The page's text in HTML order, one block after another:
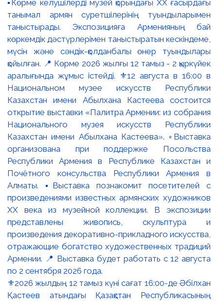
⚜️2026 жылдың 12 тамыз күні сағат 16:00-де Әбілхан
Қастеев атындағы Қазақстан Республикасының